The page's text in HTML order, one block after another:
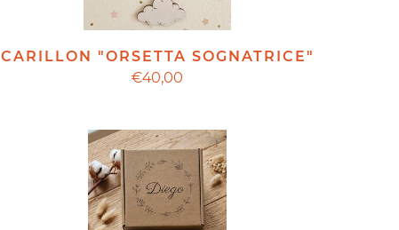
CARILLON "ORSETTA SOGNATRICE"
€40,00